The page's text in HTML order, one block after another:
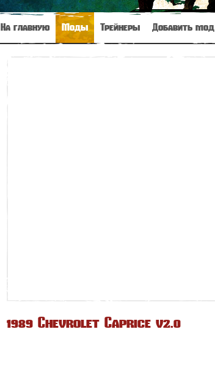
На главную Моды Трейнеры Добавить мод
1989 Chevrolet Caprice v2.0